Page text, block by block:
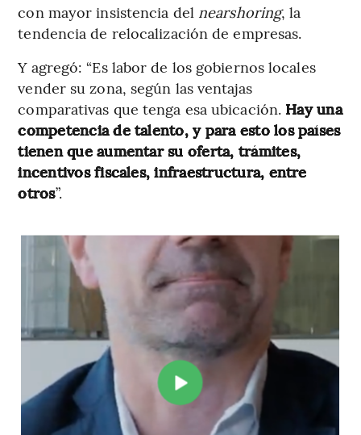
con mayor insistencia del nearshoring, la
tendencia de relocalización de empresas.
Y agregó: “Es labor de los gobiernos locales
vender su zona, según las ventajas
comparativas que tenga esa ubicación. Hay una
competencia de talento, y para esto los países
tienen que aumentar su oferta, trámites,
incentivos fiscales, infraestructura, entre
otros”.